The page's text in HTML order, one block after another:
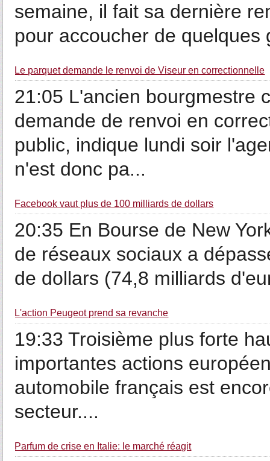
semaine, il fait sa dernière
pour accoucher de quelques
Le parquet demande le renvoi de Viseur en correctionnelle
21:05 L'ancien bourgmestre
demande de renvoi en
public, indique lundi soir
n'est donc pa...
Facebook vaut plus de 100 milliards de dollars
20:35 En Bourse de New
de réseaux sociaux a
de dollars (74,8 milliards
L'action Peugeot prend sa revanche
19:33 Troisième plus forte
importantes actions
automobile français est
secteur....
Parfum de crise en Italie: le marché réagit